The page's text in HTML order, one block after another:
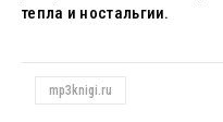
тепла и ностальгии.
mp3knigi.ru